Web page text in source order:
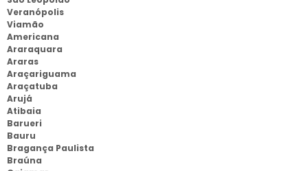
Veranópolis
Viamão
Americana
Araraquara
Araras
Araçariguama
Araçatuba
Arujá
Atibaia
Barueri
Bauru
Bragança Paulista
Braúna